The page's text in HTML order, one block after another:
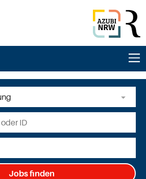
Jobs finden